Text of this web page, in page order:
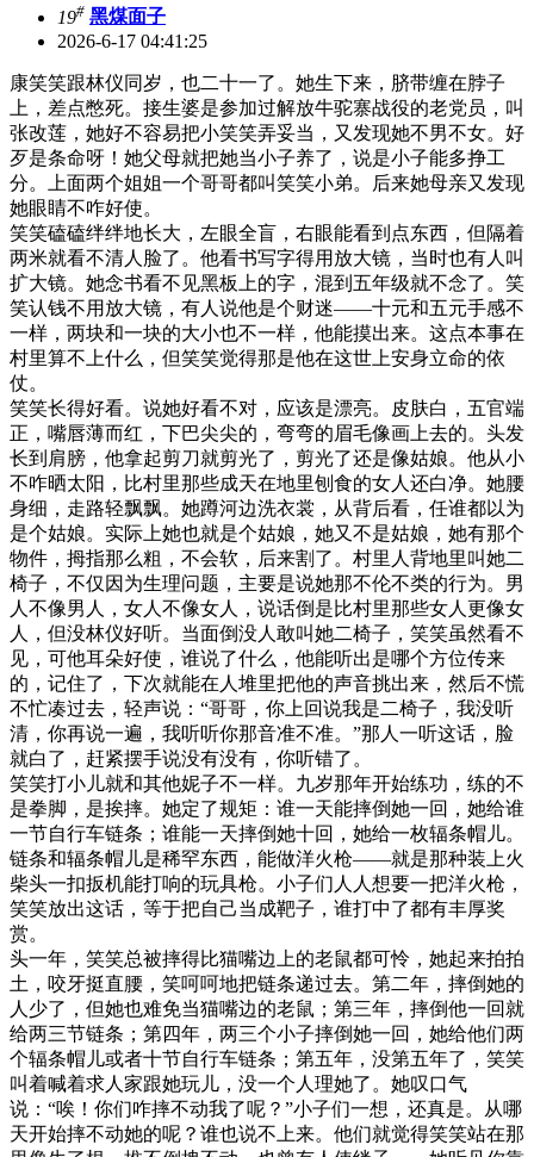
19# 黑煤面子
2026-6-17 04:41:25
康笑笑跟林仪同岁，也二十一了。她生下来，脐带缠在脖子
上，差点憋死。接生婆是参加过解放牛驼寨战役的老党员，叫
张改莲，她好不容易把小笑笑弄妥当，又发现她不男不女。好
歹是条命呀！她父母就把她当小子养了，说是小子能多挣工
分。上面两个姐姐一个哥哥都叫笑笑小弟。后来她母亲又发现
她眼睛不咋好使。
笑笑磕磕绊绊地长大，左眼全盲，右眼能看到点东西，但隔着
两米就看不清人脸了。他看书写字得用放大镜，当时也有人叫
扩大镜。她念书看不见黑板上的字，混到五年级就不念了。笑
笑认钱不用放大镜，有人说他是个财迷——十元和五元手感不
一样，两块和一块的大小也不一样，他能摸出来。这点本事在
村里算不上什么，但笑笑觉得那是他在这世上安身立命的依
仗。
笑笑长得好看。说她好看不对，应该是漂亮。皮肤白，五官端
正，嘴唇薄而红，下巴尖尖的，弯弯的眉毛像画上去的。头发
长到肩膀，他拿起剪刀就剪光了，剪光了还是像姑娘。他从小
不咋晒太阳，比村里那些成天在地里刨食的女人还白净。她腰
身细，走路轻飘飘。她蹲河边洗衣裳，从背后看，任谁都以为
是个姑娘。实际上她也就是个姑娘，她又不是姑娘，她有那个
物件，拇指那么粗，不会软，后来割了。村里人背地里叫她二
椅子，不仅因为生理问题，主要是说她那不伦不类的行为。男
人不像男人，女人不像女人，说话倒是比村里那些女人更像女
人，但没林仪好听。当面倒没人敢叫她二椅子，笑笑虽然看不
见，可他耳朵好使，谁说了什么，他能听出是哪个方位传来
的，记住了，下次就能在人堆里把他的声音挑出来，然后不慌
不忙凑过去，轻声说：“哥哥，你上回说我是二椅子，我没听
清，你再说一遍，我听听你那音准不准。”那人一听这话，脸
就白了，赶紧摆手说没有没有，你听错了。
笑笑打小儿就和其他妮子不一样。九岁那年开始练功，练的不
是拳脚，是挨摔。她定了规矩：谁一天能摔倒她一回，她给谁
一节自行车链条；谁能一天摔倒她十回，她给一枚辐条帽儿。
链条和辐条帽儿是稀罕东西，能做洋火枪——就是那种装上火
柴头一扣扳机能打响的玩具枪。小子们人人想要一把洋火枪，
笑笑放出这话，等于把自己当成靶子，谁打中了都有丰厚奖
赏。
头一年，笑笑总被摔得比猫嘴边上的老鼠都可怜，她起来拍拍
土，咬牙挺直腰，笑呵呵地把链条递过去。第二年，摔倒她的
人少了，但她也难免当猫嘴边的老鼠；第三年，摔倒他一回就
给两三节链条；第四年，两三个小子摔倒她一回，她给他们两
个辐条帽儿或者十节自行车链条；第五年，没第五年了，笑笑
叫着喊着求人家跟她玩儿，没一个人理她了。她叹口气
说：“唉！你们咋摔不动我了呢？”小子们一想，还真是。从哪
天开始摔不动她的呢？谁也说不上来。他们就觉得笑笑站在那